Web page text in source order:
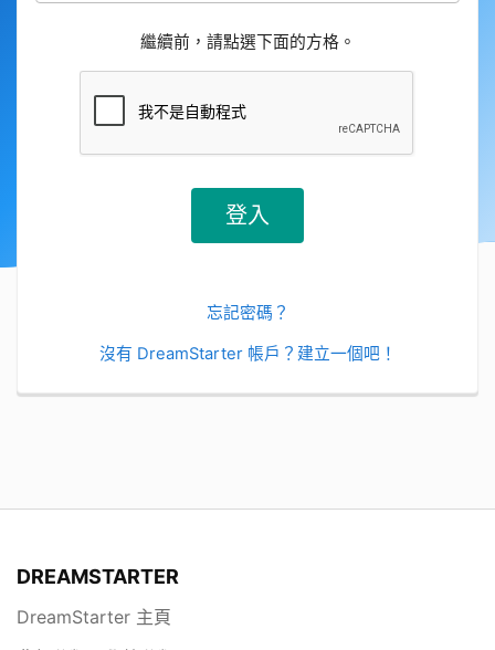
繼續前，請點選下面的方格。
忘記密碼？
沒有 DreamStarter 帳戶？建立一個吧！
DREAMSTARTER
DreamStarter 主頁